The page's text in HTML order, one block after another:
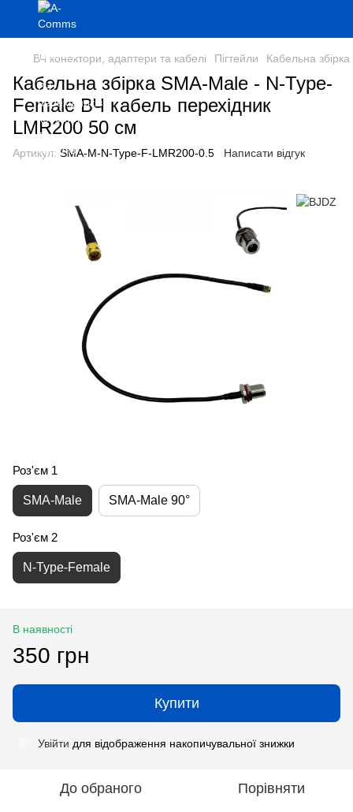
ВЧ конектори, адаптери та кабелі Пігтейли Кабельна
Кабельна збірка SMA-Male - N-Type-
Female ВЧ кабель перехідник
LMR200 50 см
Артикул: SMA-M-N-Type-F-LMR200-0.5 Написати відгук
Роз'єм 1
SMA-Male SMA-Male 90°
Роз'єм 2
N-Type-Female
В наявності
350 грн
Купити
Увійти для відображення накопичувальної знижки
До обраного Порівняти